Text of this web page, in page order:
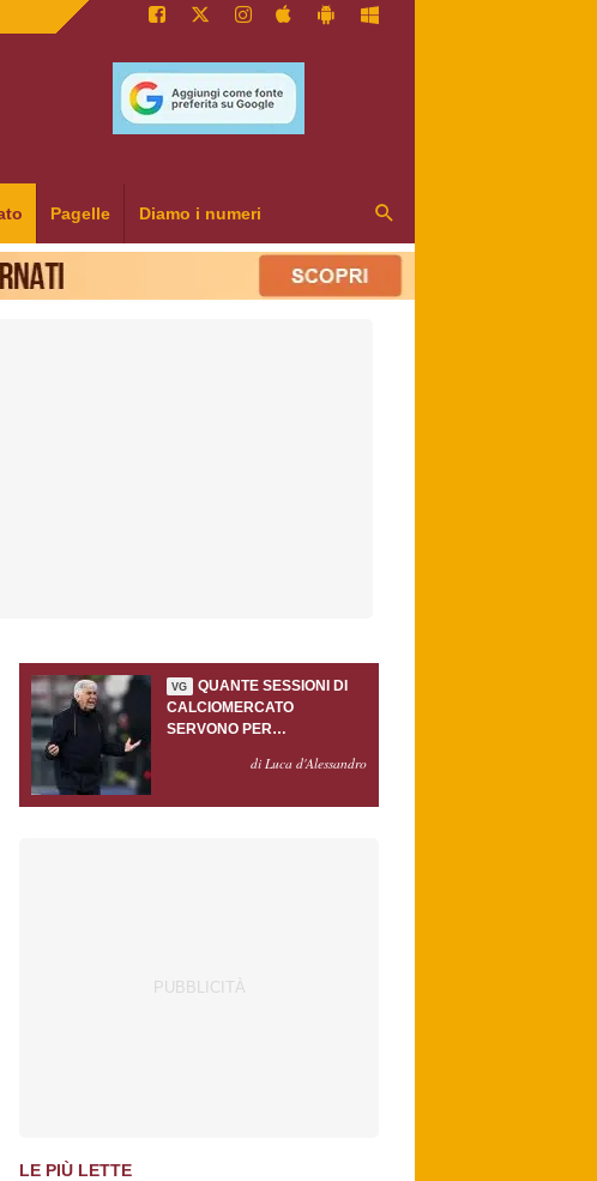
Pagelle Diamo i numeri
VG
QUANTE SESSIONI DI
CALCIOMERCATO
SERVONO PER
GASPERINI?di Luca d'Alessandro
LE PIÙ LETTE